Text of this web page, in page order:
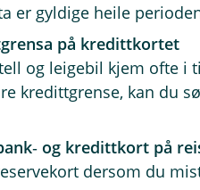
er gyldige heile
på kredittkortet
og leigebil kjem ofte i
kredittgrense, kan du
og kredittkort på
dersom du